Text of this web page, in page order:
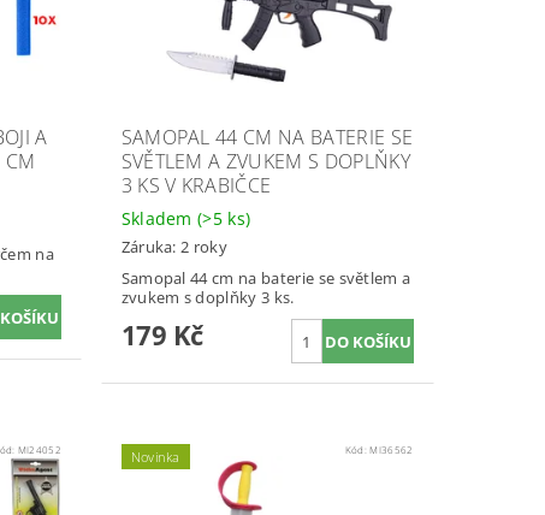
A
CM
na
SAMOPAL 44 CM NA BATERIE SE
SVĚTLEM A ZVUKEM S DOPLŇKY
3 KS V KRABIČCE
Skladem(>5 ks)
Záruka: 2 roky
Samopal 44 cm na baterie se světlem a
zvukem s doplňky 3 ks.
179 Kč
MI24052 Novinka Kód:MI36562